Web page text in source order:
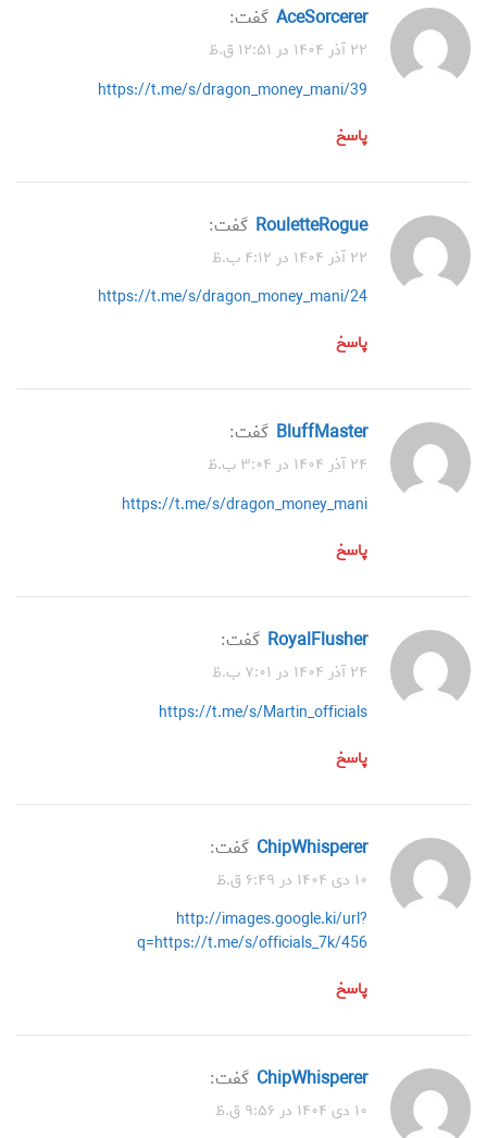
AceSorcerer گفت:
۲۲ آذر ۱۴۰۴ در ۱۲:۵۱ ق.ظ
https://t.me/s/dragon_money_mani/39
پاسخ
RouletteRogue گفت:
۲۲ آذر ۱۴۰۴ در ۴:۱۲ ب.ظ
https://t.me/s/dragon_money_mani/24
پاسخ
BluffMaster گفت:
۲۴ آذر ۱۴۰۴ در ۳:۰۴ ب.ظ
https://t.me/s/dragon_money_mani
پاسخ
RoyalFlusher گفت:
۲۴ آذر ۱۴۰۴ در ۷:۰۱ ب.ظ
https://t.me/s/Martin_officials
پاسخ
ChipWhisperer گفت:
۱۰ دی ۱۴۰۴ در ۶:۴۹ ق.ظ
http://images.google.ki/url?
q=https://t.me/s/officials_7k/456
پاسخ
ChipWhisperer گفت:
۱۰ دی ۱۴۰۴ در ۹:۵۶ ق.ظ